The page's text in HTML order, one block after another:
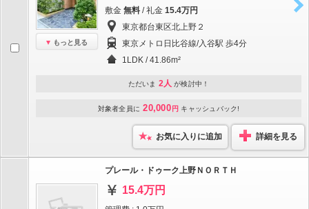
もっと見る
敷金 無料 / 礼金 15.4万円
東京都台東区北上野２
東京メトロ日比谷線/入谷駅 歩4分
1LDK / 41.86m²
ただいま 2人 が検討中！
対象者全員に 20,000 円 キャッシュバック!
お気に入りに追加 詳細を見る
プレール・ドゥーク上野ＮＯＲＴＨ
15.4万円